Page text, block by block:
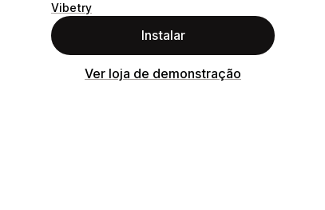
Vibetry
Instalar
Ver loja de demonstração